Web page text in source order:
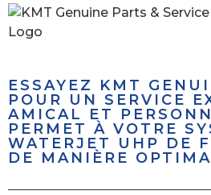
ESSAYEZ KMT
POUR UN SERVICE
AMICAL ET
PERMET À VOTRE
WATERJET UHP DE
DE MANIÈRE